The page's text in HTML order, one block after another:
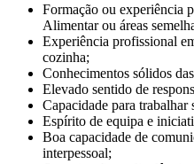
Formação ou experiência
Alimentar ou áreas
Experiência profissional
cozinha;
Conhecimentos sólidos
Elevado sentido de
Capacidade para trabalhar
Espírito de equipa e
Boa capacidade de
interpessoal;